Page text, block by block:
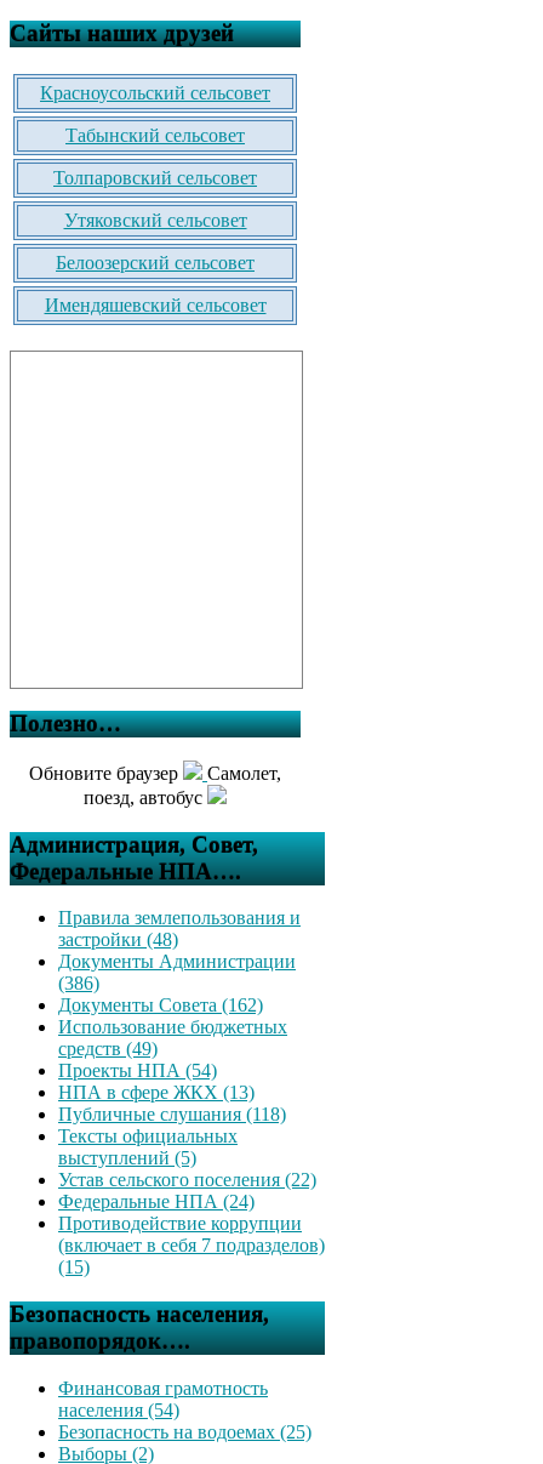
Сайты наших друзей
Красноусольский сельсовет
Табынский сельсовет
Толпаровский сельсовет
Утяковский сельсовет
Белоозерский сельсовет
Имендяшевский сельсовет
Полезно…
Обновите браузер
Самолет,
поезд, автобус
Администрация, Совет,
Федеральные НПА….
Правила землепользования и
застройки (48)
Документы Администрации
(386)
Документы Совета (162)
Использование бюджетных
средств (49)
Проекты НПА (54)
НПА в сфере ЖКХ (13)
Публичные слушания (118)
Тексты официальных
выступлений (5)
Устав сельского поселения (22)
Федеральные НПА (24)
Противодействие коррупции
(включает в себя 7 подразделов)
(15)
Безопасность населения,
правопорядок….
Финансовая грамотность
населения (54)
Безопасность на водоемах (25)
Выборы (2)